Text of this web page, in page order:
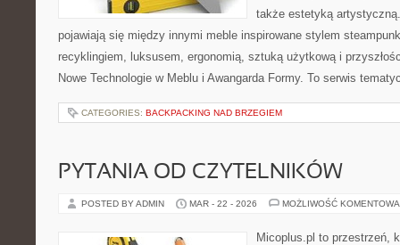
także estetyką
pojawiają się między innymi meble inspirowane stylem
recyklingiem, luksusem, ergonomią, sztuką użytkową i
Nowe Technologie w Meblu i Awangarda Formy. To serwis
CATEGORIES: BACKPACKING NAD BRZEGIEM
PYTANIA OD CZYTELNIKÓW
POSTED BY ADMIN MAR - 22 - 2026 MOŻLIWOŚĆ
Micoplus.pl to przestrzeń,